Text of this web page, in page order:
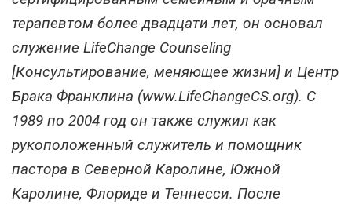
терапевтом более двадцати лет, он основал
служение LifeChange Counseling
[Консультирование, меняющее жизни] и Центр
Брака Франклина (www.LifeChangeCS.org). С
1989 по 2004 год он также служил как
рукоположенный служитель и помощник
пастора в Северной Каролине, Южной
Каролине, Флориде и Теннесси. После